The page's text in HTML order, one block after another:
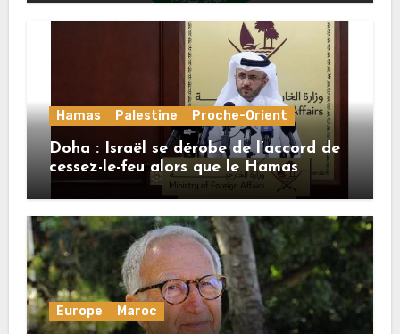
Hamas Palestine Proche-Orient
Doha : Israël se dérobe de l’accord de
cessez-le-feu alors que le Hamas
honore ses engagements
Europe Maroc